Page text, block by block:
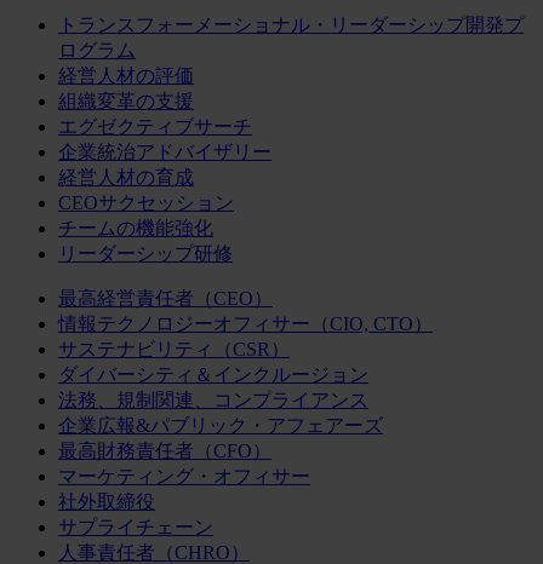
トランスフォーメーショナル・リーダーシップ開発プ
ログラム
経営人材の評価
組織変革の支援
エグゼクティブサーチ
企業統治アドバイザリー
経営人材の育成
CEOサクセッション
チームの機能強化
リーダーシップ研修
最高経営責任者（CEO）
情報テクノロジーオフィサー（CIO, CTO）
サステナビリティ（CSR）
ダイバーシティ＆インクルージョン
法務、規制関連、コンプライアンス
企業広報&パブリック・アフェアーズ
最高財務責任者（CFO）
マーケティング・オフィサー
社外取締役
サプライチェーン
人事責任者（CHRO）